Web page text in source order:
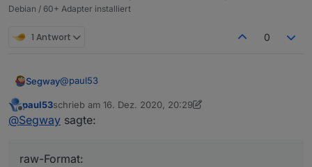
Debian / 60+ Adapter installiert
1 Antwort 0
Segway@paul53
Ja das weiss ich. Ich habs nun nochmal komplett neu
gemacht, allerdings wird mir in der Übersicht
iobroker InfluxDB:
Offline
paul53schrieb am 16. Dez. 2020, 20:29
zuletzt editiert von paul53
@Segway sagte:
raw-Format: